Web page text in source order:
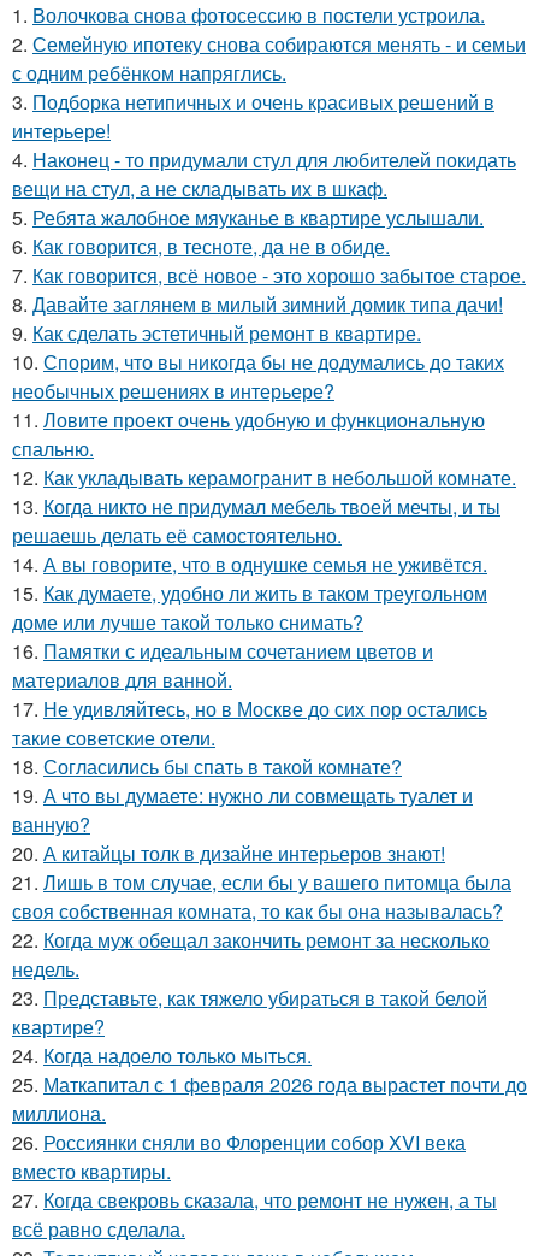
1. Волочкова снова фотосессию в постели устроила.
2. Семейную ипотеку снова собираются менять - и семьи
с одним ребёнком напряглись.
3. Подборка нетипичных и очень красивых решений в
интерьере!
4. Наконец - то придумали стул для любителей покидать
вещи на стул, а не складывать их в шкаф.
5. Ребята жалобное мяуканье в квартире услышали.
6. Как говорится, в тесноте, да не в обиде.
7. Как говорится, всё новое - это хорошо забытое старое.
8. Давайте заглянем в милый зимний домик типа дачи!
9. Как сделать эстетичный ремонт в квартире.
10. Спорим, что вы никогда бы не додумались до таких
необычных решениях в интерьере?
11. Ловите проект очень удобную и функциональную
спальню.
12. Как укладывать керамогранит в небольшой комнате.
13. Когда никто не придумал мебель твоей мечты, и ты
решаешь делать её самостоятельно.
14. А вы говорите, что в однушке семья не уживётся.
15. Как думаете, удобно ли жить в таком треугольном
доме или лучше такой только снимать?
16. Памятки с идеальным сочетанием цветов и
материалов для ванной.
17. Не удивляйтесь, но в Москве до сих пор остались
такие советские отели.
18. Согласились бы спать в такой комнате?
19. А что вы думаете: нужно ли совмещать туалет и
ванную?
20. А китайцы толк в дизайне интерьеров знают!
21. Лишь в том случае, если бы у вашего питомца была
своя собственная комната, то как бы она называлась?
22. Когда муж обещал закончить ремонт за несколько
недель.
23. Представьте, как тяжело убираться в такой белой
квартире?
24. Когда надоело только мыться.
25. Маткапитал с 1 февраля 2026 года вырастет почти до
миллиона.
26. Россиянки сняли во Флоренции собор XVI века
вместо квартиры.
27. Когда свекровь сказала, что ремонт не нужен, а ты
всё равно сделала.